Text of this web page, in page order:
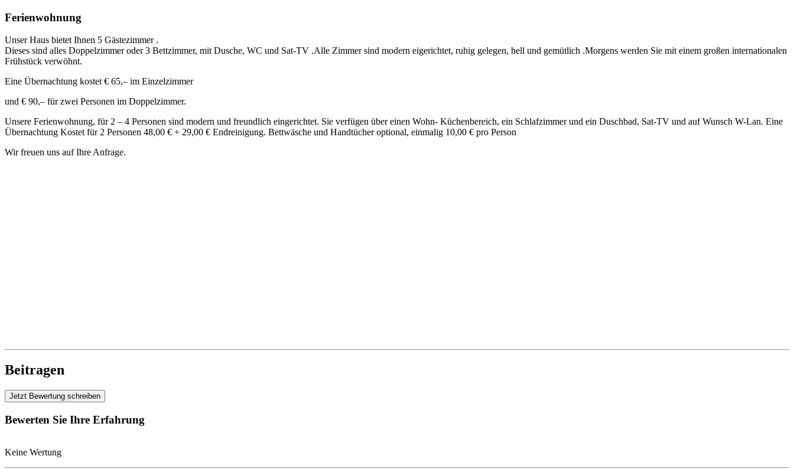
Ferienwohnung
Unser Haus bietet Ihnen 5 Gästezimmer .
Dieses sind alles Doppelzimmer oder 3 Bettzimmer, mit Dusche, WC und Sat-TV .Alle Zimmer sind modern eigerichtet, ruhig gelegen, hell und gemütlich .Morgens werden Sie mit einem großen internationalen
Frühstück verwöhnt.
Eine Übernachtung kostet € 65,– im Einzelzimmer
und € 90,– für zwei Personen im Doppelzimmer.
Unsere Ferienwohnung, für 2 – 4 Personen sind modern und freundlich eingerichtet. Sie verfügen über einen Wohn- Küchenbereich, ein Schlafzimmer und ein Duschbad, Sat-TV und auf Wunsch W-Lan. Eine
Übernachtung Kostet für 2 Personen 48,00 € + 29,00 € Endreinigung. Bettwäsche und Handtücher optional, einmalig 10,00 € pro Person
Wir freuen uns auf Ihre Anfrage.
Beitragen
Jetzt Bewertung schreiben
Bewerten Sie Ihre Erfahrung
Keine Wertung